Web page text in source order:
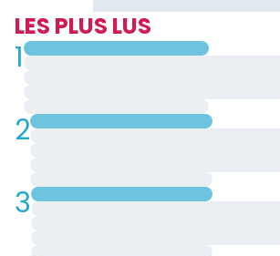
LES PLUS LUS
1
2
3